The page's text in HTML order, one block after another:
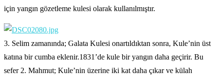
için yangın gözetleme kulesi olarak kullanılmıştır.
3. Selim zamanında; Galata Kulesi onartıldıktan sonra, Kule’nin üst
katına bir cumba eklenir.1831’de kule bir yangın daha geçirir. Bu
sefer 2. Mahmut; Kule’nin üzerine iki kat daha çıkar ve külah